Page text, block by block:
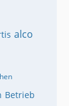
alco
Betrieb